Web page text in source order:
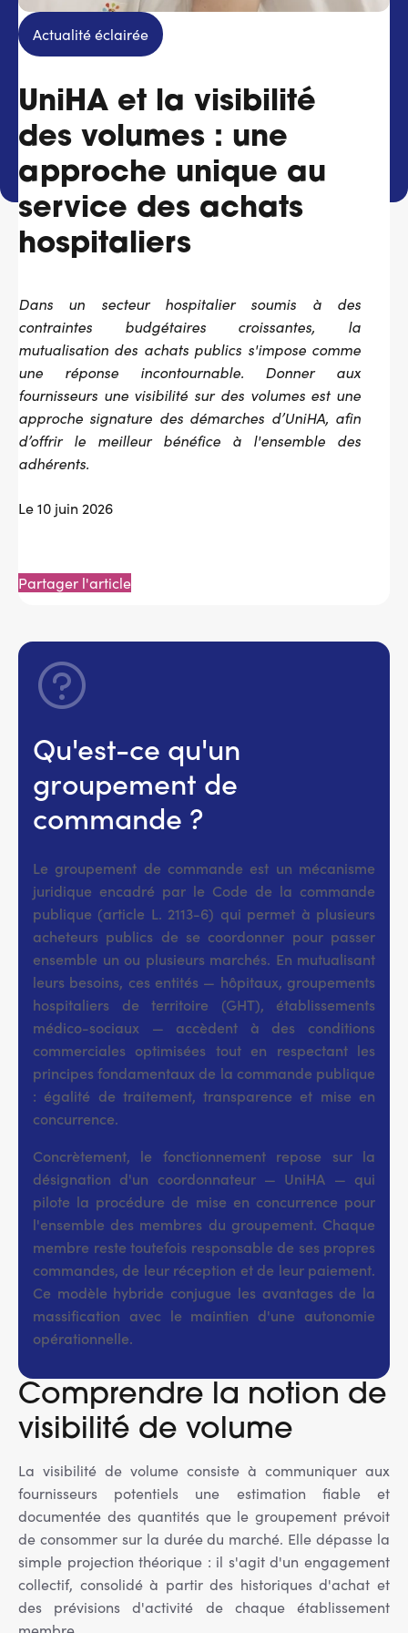
Services adhérents
Top
Fournisseurs
Espace presse
Aide & contact
Actualité éclairée
UniHA et la visibilité
des volumes : une
approche unique au
service des achats
hospitaliers
Dans un secteur hospitalier soumis à des
contraintes budgétaires croissantes, la
mutualisation des achats publics s'impose comme
une réponse incontournable. Donner aux
fournisseurs une visibilité sur des volumes est une
approche signature des démarches d’UniHA, afin
d’offrir le meilleur bénéfice à l'ensemble des
adhérents.
Le 10 juin 2026
Partager l'article
Qu'est-ce qu'un
groupement de
commande ?
Le groupement de commande est un mécanisme
juridique encadré par le Code de la commande
publique (article L. 2113-6) qui permet à plusieurs
acheteurs publics de se coordonner pour passer
ensemble un ou plusieurs marchés. En mutualisant
leurs besoins, ces entités — hôpitaux, groupements
hospitaliers de territoire (GHT), établissements
médico-sociaux — accèdent à des conditions
commerciales optimisées tout en respectant les
principes fondamentaux de la commande publique
: égalité de traitement, transparence et mise en
concurrence.
Concrètement, le fonctionnement repose sur la
désignation d'un coordonnateur — UniHA — qui
pilote la procédure de mise en concurrence pour
l'ensemble des membres du groupement. Chaque
membre reste toutefois responsable de ses propres
commandes, de leur réception et de leur paiement.
Ce modèle hybride conjugue les avantages de la
massification avec le maintien d'une autonomie
opérationnelle.
Comprendre la notion de
visibilité de volume
La visibilité de volume consiste à communiquer aux
fournisseurs potentiels une estimation fiable et
documentée des quantités que le groupement prévoit
de consommer sur la durée du marché. Elle dépasse la
simple projection théorique : il s'agit d'un engagement
collectif, consolidé à partir des historiques d'achat et
des prévisions d'activité de chaque établissement